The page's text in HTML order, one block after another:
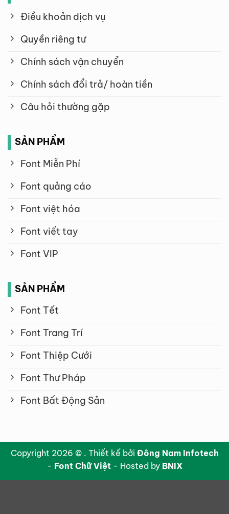
Điều khoản dịch vụ
Quyền riêng tư
Chính sách vận chuyển
Chính sách đổi trả/ hoàn tiền
Câu hỏi thường gặp
SẢN PHẨM
Font Miễn Phí
Font quảng cáo
Font việt hóa
Font viết tay
Font VIP
SẢN PHẨM
Font Tết
Font Trang Trí
Font Thiệp Cưới
Font Thư Pháp
Font Bất Động Sản
Copyright 2026 © . Thiết kế bởi Đông Nam Infotech
- Font Chữ Việt- Hosted by BNIX